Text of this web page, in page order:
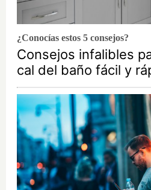
¿Conocías estos 5 consejos?
Consejos infalibles
cal del baño fácil y